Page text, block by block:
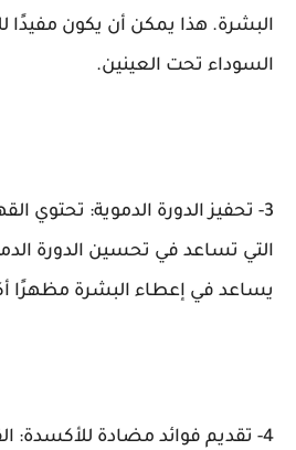
البشرة. هذا يمكن أن يكون مفيدًا
السوداء تحت العينين.
3- تحفيز الدورة الدموية: تحتوي
التي تساعد في تحسين الدورة
يساعد في إعطاء البشرة مظهرًا
4- تقديم فوائد مضادة للأكسدة: